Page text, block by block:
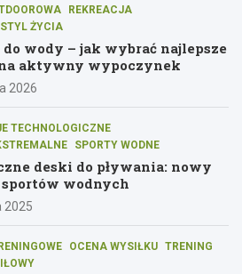
REKREACJA
ŻYCIA
do wody – jak wybrać najlepsze
aktywny wypoczynek
2026
TECHNOLOGICZNE
SPORTY WODNE
deski do pływania: nowy
wodnych
2025
OCENA WYSIŁKU TRENING